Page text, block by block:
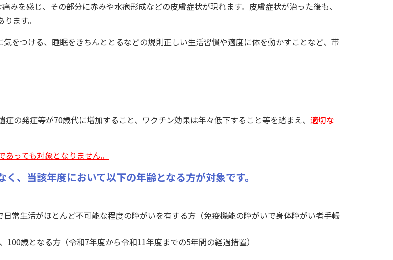
みを感じ、その部分に赤みや水疱形成などの皮膚症状が現れます。皮膚症状が治った後も、
ます。
をつける、睡眠をきちんととるなどの規則正しい生活習慣や適度に体を動かすことなど、帯
症の発症等が70歳代に増加すること、ワクチン効果は年々低下すること等を踏まえ、 適切な
っても対象となりません。
、当該年度において以下の年齢となる方が対象です。
常生活がほとんど不可能な程度の障がいを有する方（免疫機能の障がいで身体障がい者手帳
歳となる方（令和7年度から令和11年度までの5年間の経過措置）